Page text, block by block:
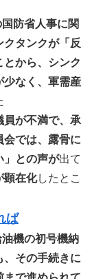
国防省人事に関
クタンクが「反
とから、シンク
少なく、軍需産
員が不満で、承
会では、露骨に
」との声が出て
顕在化したとこ
ば
機の初号機納
、その手続きに